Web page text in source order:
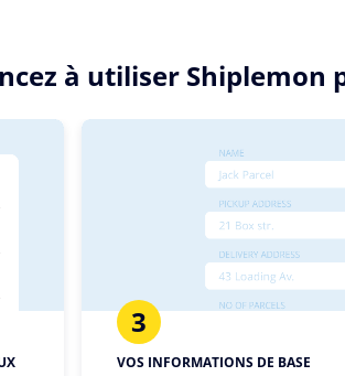
à utiliser
3
VOS INFORMATIONS DE BASE